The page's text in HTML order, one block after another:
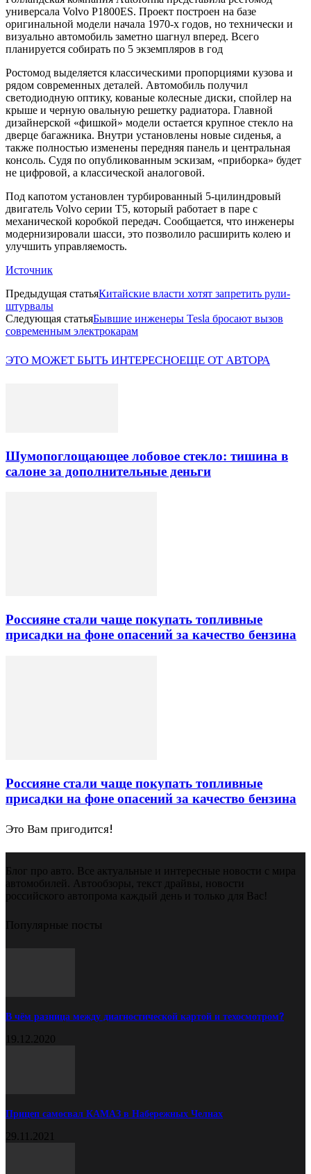
универсала Volvo P1800ES. Проект построен на базе
оригинальной модели начала 1970-х годов, но технически и
визуально автомобиль заметно шагнул вперед. Всего
планируется собирать по 5 экземпляров в год
Ростомод выделяется классическими пропорциями кузова и
рядом современных деталей. Автомобиль получил
светодиодную оптику, кованые колесные диски, спойлер на
крыше и черную овальную решетку радиатора. Главной
дизайнерской «фишкой» модели остается крупное стекло на
дверце багажника. Внутри установлены новые сиденья, а
также полностью изменены передняя панель и центральная
консоль. Судя по опубликованным эскизам, «приборка» будет
не цифровой, а классической аналоговой.
Под капотом установлен турбированный 5-цилиндровый
двигатель Volvo серии T5, который работает в паре с
механической коробкой передач. Сообщается, что инженеры
модернизировали шасси, это позволило расширить колею и
улучшить управляемость.
Источник
Предыдущая статьяКитайские власти хотят запретить рули-
штурвалы
Следующая статьяБывшие инженеры Tesla бросают вызов
современным электрокарам
ЭТО МОЖЕТ БЫТЬ ИНТЕРЕСНОЕЩЕ ОТ АВТОРА
Шумопоглощающее лобовое стекло: тишина в
салоне за дополнительные деньги
Россияне стали чаще покупать топливные
присадки на фоне опасений за качество бензина
Россияне стали чаще покупать топливные
присадки на фоне опасений за качество бензина
Это Вам пригодится!
Блог про авто. Все актуальные и интересные новости с мира
автомобилей. Автообзоры, текст драйвы, новости
российского автопрома каждый день и только для Вас!
Популярные посты
В чём разница между диагностической картой и техосмотром?
19.12.2020
Прицеп самосвал КАМАЗ в Набережных Челнах
29.11.2021